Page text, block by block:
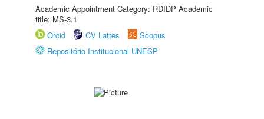
Academic Appointment Category: RDIDP Academic
title: MS-3.1
Orcid
CV Lattes
Scopus
Repositório Institucional UNESP